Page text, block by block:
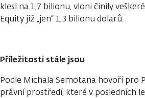
klesl na 1,7 bilionu, vloni činily
Equity již „jen“ 1,3 bilionu dolarů.
Příležitosti stále jsou
Podle Michala Semotana hovoří pro
právní prostředí, které v posledních